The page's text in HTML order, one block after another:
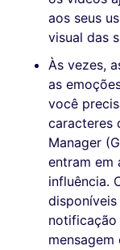
aos seus
visual das
Às vezes,
as
você
caracteres
Manager
entram em
influência.
disponíveis
notificação
mensagem